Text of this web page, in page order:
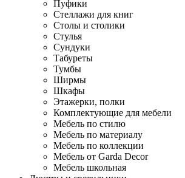
Пуфики
Стеллажи для книг
Столы и столики
Стулья
Сундуки
Табуреты
Тумбы
Ширмы
Шкафы
Этажерки, полки
Комплектующие для мебели
Мебель по стилю
Мебель по материалу
Мебель по коллекции
Мебель от Garda Decor
Мебель школьная